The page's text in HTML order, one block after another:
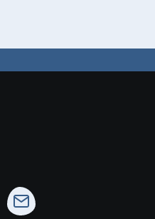
Newsletter